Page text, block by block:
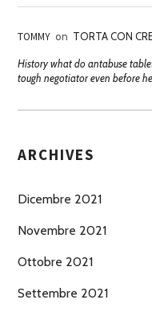
TOMMY on TORTA CON
History what do antabuse
tough negotiator even before
ARCHIVES
Dicembre 2021
Novembre 2021
Ottobre 2021
Settembre 2021